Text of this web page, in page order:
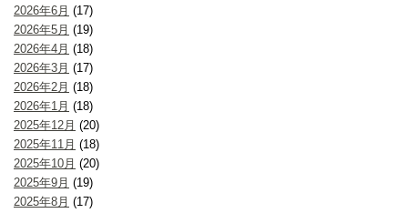
2026年6月 (17)
2026年5月 (19)
2026年4月 (18)
2026年3月 (17)
2026年2月 (18)
2026年1月 (18)
2025年12月 (20)
2025年11月 (18)
2025年10月 (20)
2025年9月 (19)
2025年8月 (17)